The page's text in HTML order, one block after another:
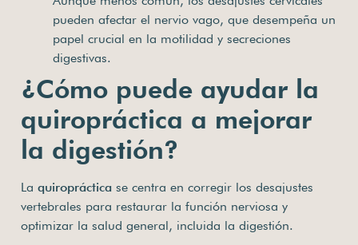
pueden afectar el nervio vago, que desempeña un
papel crucial en la motilidad y secreciones
digestivas.
¿Cómo puede ayudar la
quiropráctica a mejorar
la digestión?
La quiropráctica se centra en corregir los desajustes
vertebrales para restaurar la función nerviosa y
optimizar la salud general, incluida la digestión.